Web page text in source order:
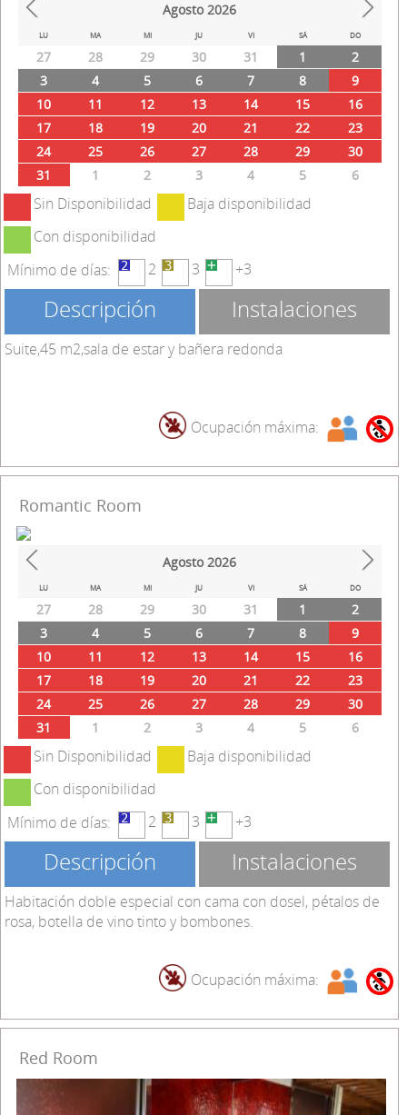
Prev Next
Agosto 2026
LU MA MI JU VI SÁ DO
27 28 29 30 31 1
2
3
4 5 6 7 8
9
10
11 12 13 14 15
16
17
18 19 20 21 22
23
24
25 26 27 28 29
30
31
1 2 3 4 5 6
Sin Disponibilidad
Baja disponibilidad
Con disponibilidad
Mínimo de días:
2 3 +3
Descripción Instalaciones
Suite,45 m2,sala de estar y bañera redonda
Ocupación máxima:
Romantic Room
Prev Next
Agosto 2026
LU MA MI JU VI SÁ DO
27 28 29 30 31 1
2
3
4 5 6 7 8
9
10
11 12 13 14 15
16
17
18 19 20 21 22
23
24
25 26 27 28 29
30
31
1 2 3 4 5 6
Sin Disponibilidad
Baja disponibilidad
Con disponibilidad
Mínimo de días:
2 3 +3
Descripción Instalaciones
Habitación doble especial con cama con dosel, pétalos de
rosa, botella de vino tinto y bombones.
Ocupación máxima:
Red Room